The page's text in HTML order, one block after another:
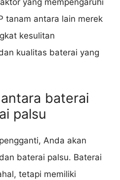
yang mempengaruhi
tanam antara lain merek
kesulitan
kualitas baterai yang
baterai
palsu
Anda akan
baterai palsu. Baterai
tetapi memiliki